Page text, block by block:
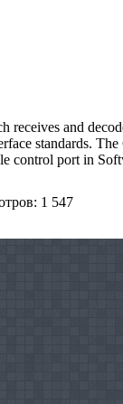
and
standards.
control port in
1 547